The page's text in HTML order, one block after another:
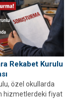
Rekabet Kurulu
özel okullarda
hizmetlerdeki fiyat